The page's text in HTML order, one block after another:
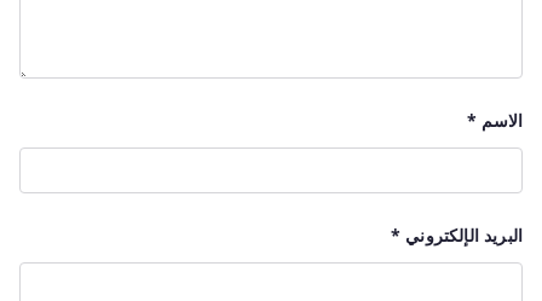
الاسم *
البريد الإلكتروني *